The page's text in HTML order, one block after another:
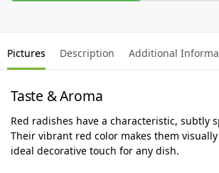
Pictures Description Additional
Taste & Aroma
Red radishes have a characteristic, subtly
Their vibrant red color makes them
ideal decorative touch for any dish.